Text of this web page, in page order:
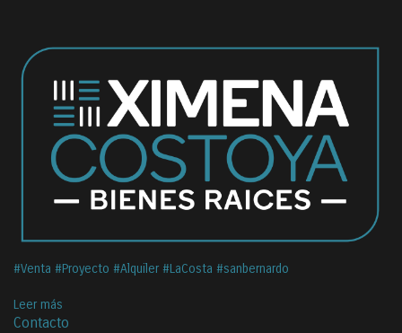
#Venta #Proyecto #Alquiler #LaCosta #sanbernardo
Leer más
Contacto